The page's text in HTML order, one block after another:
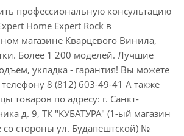
профессиональную консультацию
Home Expert Rock в
магазине Кварцевого Винила,
Более 1 200 моделей. Лучшие
укладка - гарантия! Вы можете
телефону 8 (812) 603-49-41 А также
товаров по адресу: г. Санкт-
д. 9, ТК "КУБАТУРА" (1-ый магазин
со стороны ул. Будапештской) №